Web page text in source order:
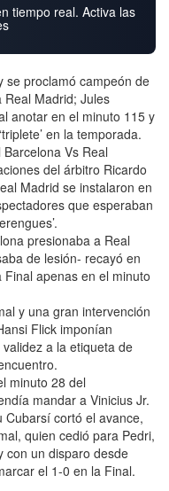
tiempo real. Activa las
se proclamó campeón de
Real Madrid; Jules
anotar en el minuto 115 y
en la temporada.
Vs Real
del árbitro Ricardo
Madrid se instalaron en
que esperaban
presionaba a Real
de lesión- recayó en
apenas en el minuto
y una gran intervención
Flick imponían
a la etiqueta de
minuto 28 del
mandar a Vinicius Jr.
Cubarsí cortó el avance,
quien cedió para Pedri,
con un disparo desde
el 1-0 en la Final.